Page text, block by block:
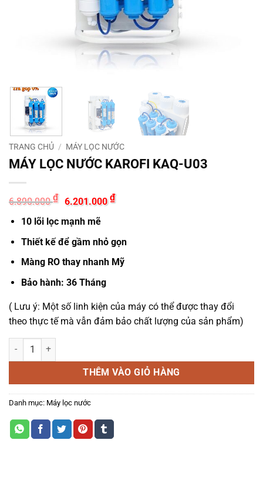
TRANG CHỦ / MÁY LỌC NƯỚC
MÁY LỌC NƯỚC KAROFI KAQ-U03
6.890.000₫
Giá
gốc
6.890.000 ₫.
6.201.000₫Giá
hiện
10 lõi lọc mạnh mẽ
Thiết kế để gầm nhỏ gọn
Màng RO thay nhanh Mỹ
Bảo hành: 36 Tháng
( Lưu ý: Một số linh kiện của máy có thể được thay đổi
theo thực tế mà vẫn đảm bảo chất lượng của sản phẩm)
MÁY LỌC NƯỚC KAROFI KAQ-U03 số lượng
THÊM VÀO GIỎ HÀNG
Danh mục: Máy lọc nước